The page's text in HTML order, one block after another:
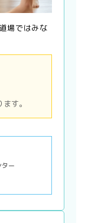
場ではみな
す。
ー